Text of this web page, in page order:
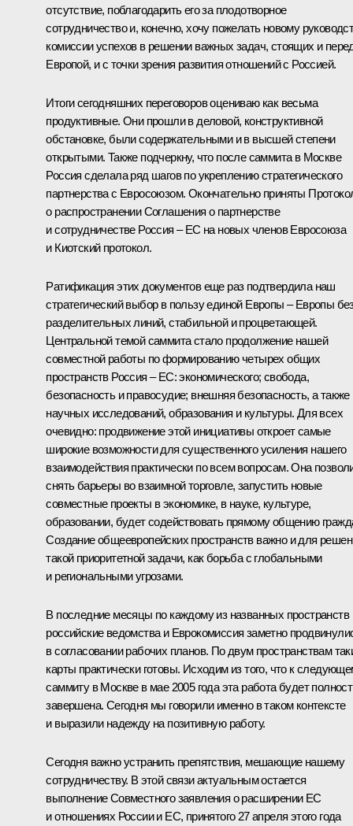
отсутствие, поблагодарить его за плодотворное
сотрудничество и, конечно, хочу пожелать новому
комиссии успехов в решении важных задач, стоящих и
Европой, и с точки зрения развития отношений с Россией.
Итоги сегодняшних переговоров оцениваю как весьма
продуктивные. Они прошли в деловой, конструктивной
обстановке, были содержательными и в высшей степени
открытыми. Также подчеркну, что после саммита в Москве
Россия сделала ряд шагов по укреплению стратегического
партнерства с Евросоюзом. Окончательно приняты
о распространении Соглашения о партнерстве
и сотрудничестве Россия – ЕС на новых членов Евросоюза
и Киотский протокол.
Ратификация этих документов еще раз подтвердила наш
стратегический выбор в пользу единой Европы – Европы
разделительных линий, стабильной и процветающей.
Центральной темой саммита стало продолжение нашей
совместной работы по формированию четырех общих
пространств Россия – ЕС: экономического; свобода,
безопасность и правосудие; внешняя безопасность, а также
научных исследований, образования и культуры. Для всех
очевидно: продвижение этой инициативы откроет самые
широкие возможности для существенного усиления нашего
взаимодействия практически по всем вопросам. Она
снять барьеры во взаимной торговле, запустить новые
совместные проекты в экономике, в науке, культуре,
образовании, будет содействовать прямому общению
Создание общеевропейских пространств важно и для
такой приоритетной задачи, как борьба с глобальными
и региональными угрозами.
В последние месяцы по каждому из названных пространств
российские ведомства и Еврокомиссия заметно
в согласовании рабочих планов. По двум пространствам
карты практически готовы. Исходим из того, что к
саммиту в Москве в мае 2005 года эта работа будет
завершена. Сегодня мы говорили именно в таком контексте
и выразили надежду на позитивную работу.
Сегодня важно устранить препятствия, мешающие нашему
сотрудничеству. В этой связи актуальным остается
выполнение Совместного заявления о расширении ЕС
и отношениях России и ЕС, принятого 27 апреля этого года